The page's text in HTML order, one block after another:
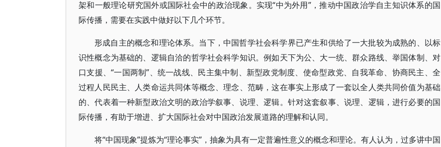
架和一般理论研究国外或国际社会中的政治现象。实现“中为外用”，推动中国政治学自主知识体系的国
际传播，需要在实践中做好以下几个环节。
形成自主的概念和理论体系。当下，中国哲学社会科学界已产生和供给了一大批较为成熟的、以标
识性概念为基础的、逻辑自洽的哲学社会科学知识。例如天下为公、大一统、群众路线、举国体制、对
口支援、“一国两制”、统一战线、民主集中制、新型政党制度、使命型政党、自我革命、协商民主、全
过程人民民主、人类命运共同体等概念、理念、范畴，这在事实上形成了一套以全人类共同价值为基础
的、代表着一种新型政治文明的政治学叙事、说理、逻辑。针对这套叙事、说理、逻辑，进行必要的国
际传播，有助于增进、扩大国际社会对中国政治发展道路的理解和认同。
将“中国现象”提炼为“理论事实”，抽象为具有一定普遍性意义的概念和理论。有人认为，过多讲中国